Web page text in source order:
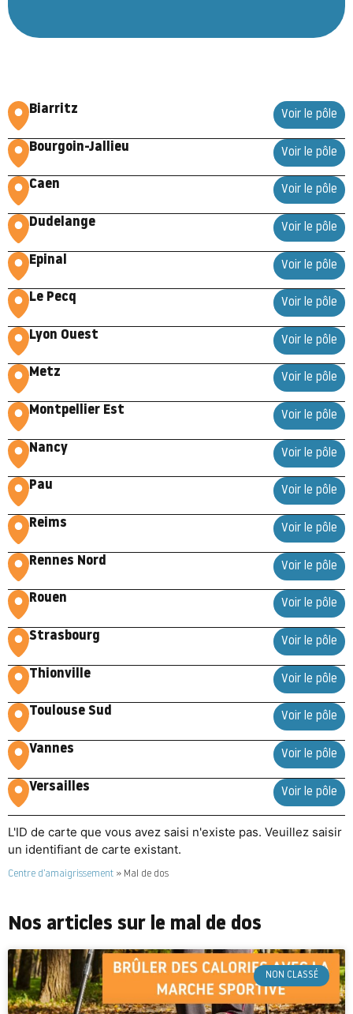
Biarritz Voir le pôle
Bourgoin-Jallieu Voir le pôle
Caen Voir le pôle
Dudelange Voir le pôle
Epinal Voir le pôle
Le Pecq Voir le pôle
Lyon Ouest Voir le pôle
Metz Voir le pôle
Montpellier Est Voir le pôle
Nancy Voir le pôle
Pau Voir le pôle
Reims Voir le pôle
Rennes Nord Voir le pôle
Rouen Voir le pôle
Strasbourg Voir le pôle
Thionville Voir le pôle
Toulouse Sud Voir le pôle
Vannes Voir le pôle
Versailles Voir le pôle
L'ID de carte que vous avez saisi n'existe pas. Veuillez saisir
un identifiant de carte existant.
Centre d’amaigrissement » Mal de dos
Nos articles sur le mal de dos
NON CLASSÉ